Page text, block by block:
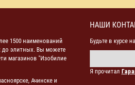
1500 наименований
до элитных. Вы можете
магазинов "Изобилие
Ачинске и
НАШИ
Будьте в курсе
Я прочитал